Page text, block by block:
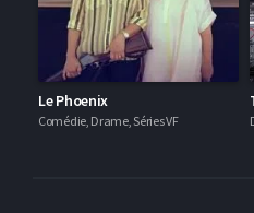
Le Phoenix
Comédie, Drame, Séries VF